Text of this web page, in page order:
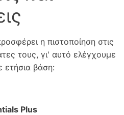
η πιστοποίηση στις
τους, γι' αυτό ελέγχουμε
ετήσια βάση:
Plus